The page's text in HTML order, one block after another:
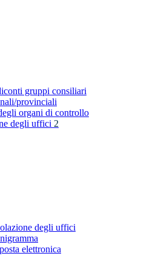
gruppi consiliari
provinciali
organi di controllo
degli uffici 2
degli uffici
elettronica